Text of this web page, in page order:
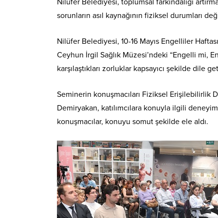
sorunların asıl kaynağının fiziksel durumları
Nilüfer Belediyesi, 10-16 Mayıs Engelliler
Ceyhun İrgil Sağlık Müzesi’ndeki “Engelli mi,
karşılaştıkları zorluklar kapsayıcı şekilde dile
Seminerin konuşmacıları Fiziksel Erişilebilirlik
Demiryakan, katılımcılara konuyla ilgili
konuşmacılar, konuyu somut şekilde ele aldı.